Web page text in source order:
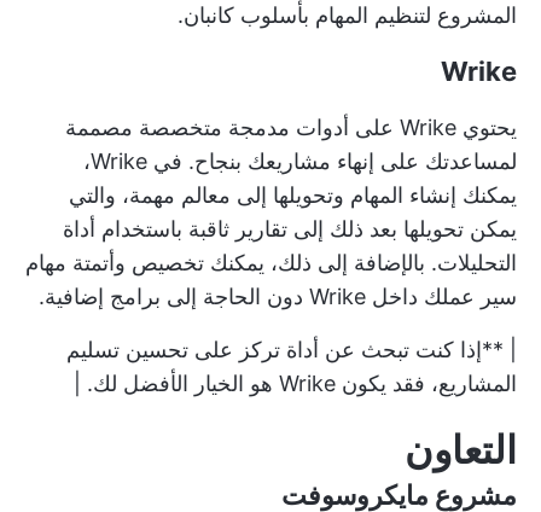
المشروع لتنظيم المهام بأسلوب كانبان.
Wrike
يحتوي Wrike على أدوات مدمجة متخصصة مصممة
لمساعدتك على إنهاء مشاريعك بنجاح. في Wrike،
يمكنك إنشاء المهام وتحويلها إلى معالم مهمة، والتي
يمكن تحويلها بعد ذلك إلى تقارير ثاقبة باستخدام أداة
التحليلات. بالإضافة إلى ذلك، يمكنك تخصيص وأتمتة مهام
سير عملك داخل Wrike دون الحاجة إلى برامج إضافية.
| **إذا كنت تبحث عن أداة تركز على تحسين تسليم
المشاريع، فقد يكون Wrike هو الخيار الأفضل لك. |
التعاون
مشروع مايكروسوفت